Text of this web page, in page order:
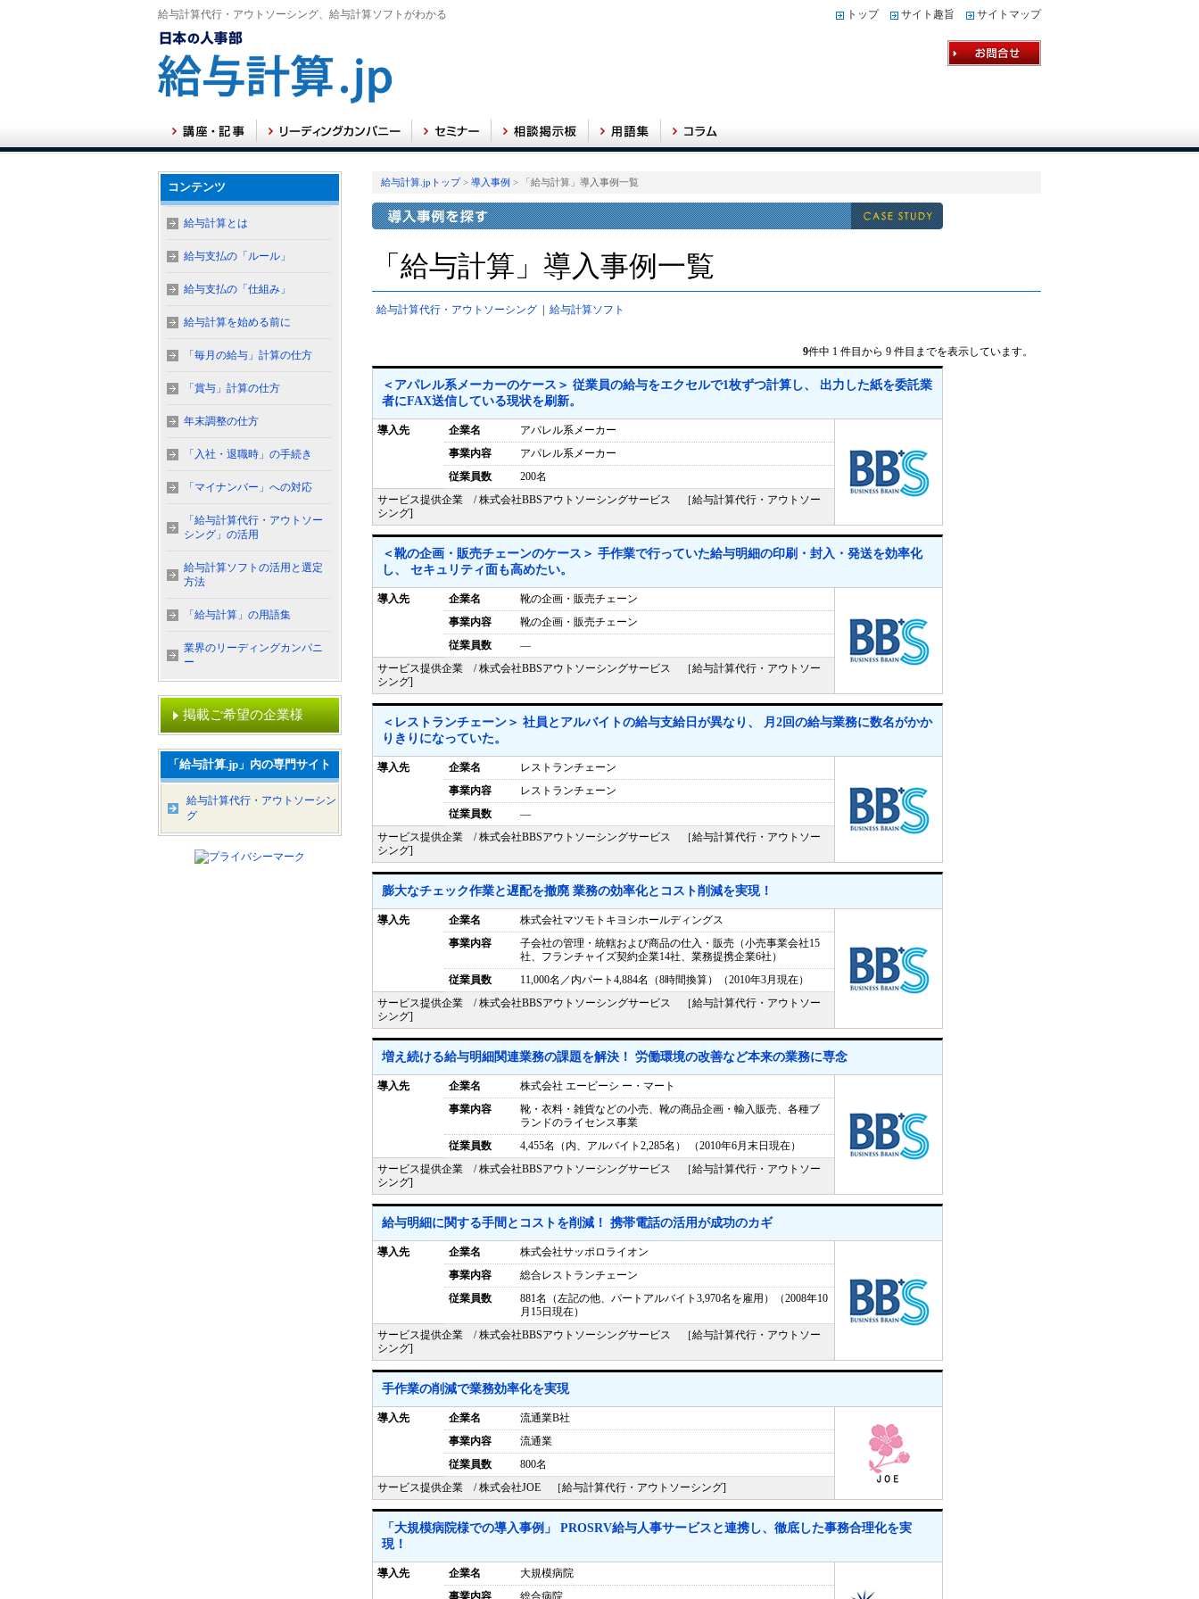
給与計算代行・アウトソーシング、給与計算ソフトがわかる トップ サイト趣旨 サイトマップ
給与計算.jpトップ> 導入事例 > 「給与計算」導入事例一覧
「給与計算」導入事例一覧
給与計算代行・アウトソーシング 給与計算ソフト
9件中 1 件目から 9 件目までを表示しています。
＜アパレル系メーカーのケース＞ 従業員の給与をエクセルで1枚ずつ計算し、 出力した紙を委託業
者にFAX送信している現状を刷新。
導入先 企業名
アパレル系メーカー
事業内容
アパレル系メーカー
従業員数
200名
サービス提供企業 / 株式会社BBSアウトソーシングサービス ［給与計算代行・アウトソー
シング]
＜靴の企画・販売チェーンのケース＞ 手作業で行っていた給与明細の印刷・封入・発送を効率化
し、 セキュリティ面も高めたい。
導入先 企業名
靴の企画・販売チェーン
事業内容
靴の企画・販売チェーン
従業員数
―
サービス提供企業 / 株式会社BBSアウトソーシングサービス ［給与計算代行・アウトソー
シング]
＜レストランチェーン＞ 社員とアルバイトの給与支給日が異なり、 月2回の給与業務に数名がかか
りきりになっていた。
導入先 企業名
レストランチェーン
事業内容
レストランチェーン
従業員数
―
サービス提供企業 / 株式会社BBSアウトソーシングサービス ［給与計算代行・アウトソー
シング]
膨大なチェック作業と遅配を撤廃 業務の効率化とコスト削減を実現！
導入先 企業名
株式会社マツモトキヨシホールディングス
事業内容
子会社の管理・統轄および商品の仕入・販売（小売事業会社15
社、フランチャイズ契約企業14社、業務提携企業6社）
従業員数
11,000名／内パート4,884名（8時間換算）（2010年3月現在）
サービス提供企業 / 株式会社BBSアウトソーシングサービス ［給与計算代行・アウトソー
シング]
増え続ける給与明細関連業務の課題を解決！ 労働環境の改善など本来の業務に専念
導入先 企業名
株式会社 エービーシ ー・マート
事業内容
靴・衣料・雑貨などの小売、靴の商品企画・輸入販売、各種ブ
ランドのライセンス事業
従業員数
4,455名（内、アルバイト2,285名） （2010年6月末日現在）
サービス提供企業 / 株式会社BBSアウトソーシングサービス ［給与計算代行・アウトソー
シング]
給与明細に関する手間とコストを削減！ 携帯電話の活用が成功のカギ
導入先 企業名
株式会社サッポロライオン
事業内容
総合レストランチェーン
従業員数
881名（左記の他、パートアルバイト3,970名を雇用）（2008年10
月15日現在）
サービス提供企業 / 株式会社BBSアウトソーシングサービス ［給与計算代行・アウトソー
シング]
手作業の削減で業務効率化を実現
導入先 企業名
流通業B社
事業内容
流通業
従業員数
800名
サービス提供企業 / 株式会社JOE ［給与計算代行・アウトソーシング]
「大規模病院様での導入事例」 PROSRV給与人事サービスと連携し、徹底した事務合理化を実
現！
導入先 企業名
大規模病院
事業内容
総合病院
コンテンツ
給与計算とは
給与支払の「ルール」
給与支払の「仕組み」
給与計算を始める前に
「毎月の給与」計算の仕方
「賞与」計算の仕方
年末調整の仕方
「入社・退職時」の手続き
「マイナンバー」への対応
「給与計算代行・アウトソー
シング」の活用
給与計算ソフトの活用と選定
方法
「給与計算」の用語集
業界のリーディングカンパニ
ー
掲載ご希望の企業様
「給与計算.jp」内の専門サイト
給与計算代行・アウトソーシン
グ